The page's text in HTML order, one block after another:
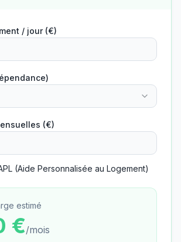
/ jour (€)
(€)
(Aide Personnalisée au Logement)
estimé
€/mois